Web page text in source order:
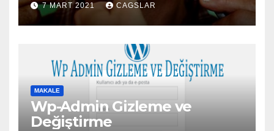
7 MART 2021 CAGSLAR
MAKALE
Wp-Admin Gizleme ve
Değiştirme